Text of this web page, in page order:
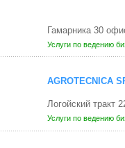
Гамарника 30
Услуги по ведению
Логойский тракт
Услуги по ведению